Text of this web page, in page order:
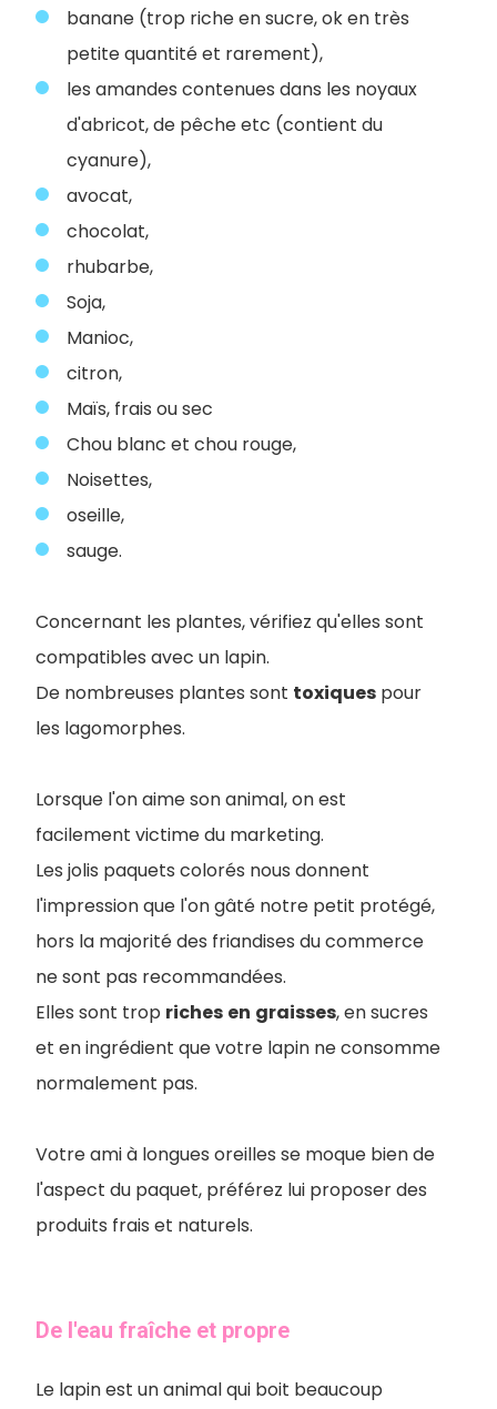
banane (trop riche en sucre, ok en très
petite quantité et rarement),
les amandes contenues dans les noyaux
d'abricot, de pêche etc (contient du
cyanure),
avocat,
chocolat,
rhubarbe,
Soja,
Manioc,
citron,
Maïs, frais ou sec
Chou blanc et chou rouge,
Noisettes,
oseille,
sauge.
Concernant les plantes, vérifiez qu'elles sont
compatibles avec un lapin.
De nombreuses plantes sont toxiques pour
les lagomorphes.
Lorsque l'on aime son animal, on est
facilement victime du marketing.
Les jolis paquets colorés nous donnent
l'impression que l'on gâté notre petit protégé,
hors la majorité des friandises du commerce
ne sont pas recommandées.
Elles sont trop riches en graisses, en sucres
et en ingrédient que votre lapin ne consomme
normalement pas.
Votre ami à longues oreilles se moque bien de
l'aspect du paquet, préférez lui proposer des
produits frais et naturels.
De l'eau fraîche et propre
Le lapin est un animal qui boit beaucoup